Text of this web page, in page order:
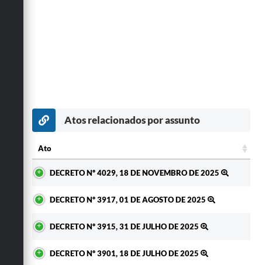
Atos relacionados por assunto
Ato
DECRETO Nº 4029, 18 DE NOVEMBRO DE 2025
DECRETO Nº 3917, 01 DE AGOSTO DE 2025
DECRETO Nº 3915, 31 DE JULHO DE 2025
DECRETO Nº 3901, 18 DE JULHO DE 2025